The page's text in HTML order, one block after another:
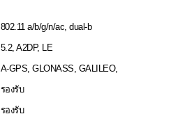
802.11 a/b/g/n/ac, dual-b
5.2, A2DP, LE
A-GPS, GLONASS, GALILEO,
รองรับ
รองรับ